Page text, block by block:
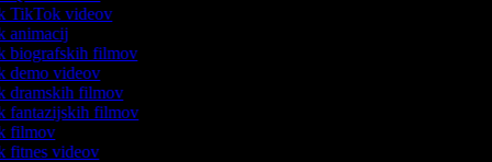
TikTok videov
animacij
biografskih filmov
demo videov
dramskih filmov
fantazijskih filmov
filmov
fitnes videov